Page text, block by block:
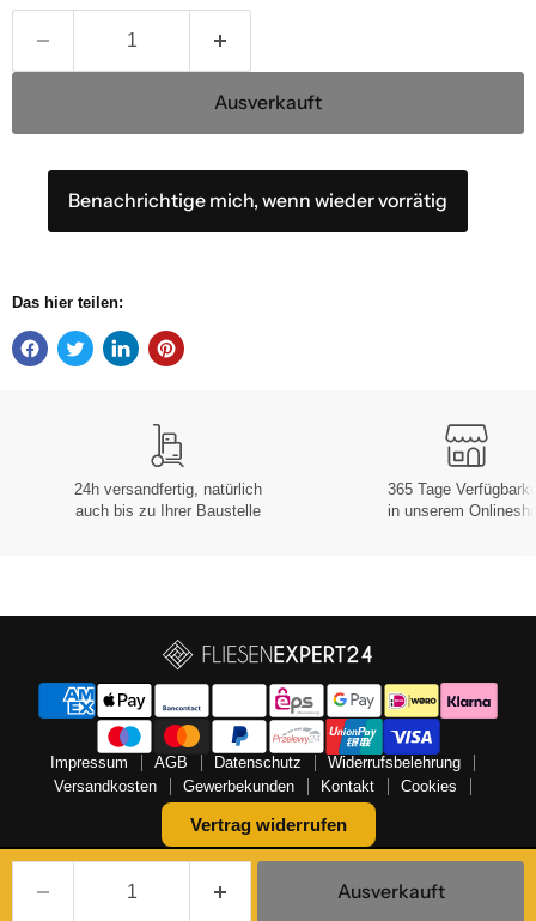
Ausverkauft
Ausverkauft
Benachrichtige mich, wenn wieder vorrätig
Das hier teilen:
24h versandfertig, natürlich
auch bis zu Ihrer Baustelle
365 Tage
in unserem
Impressum AGB Datenschutz
Widerrufsbelehrung
Versandkosten
Gewerbekunden Kontakt Cookies
Vertrag widerrufen